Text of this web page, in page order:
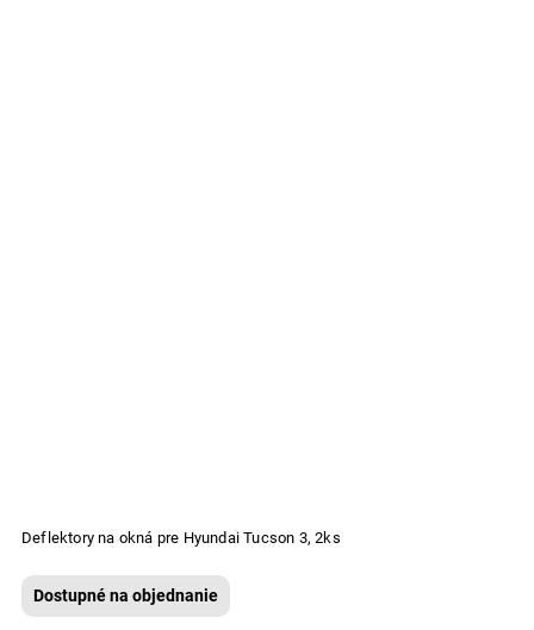
Deflektory na okná pre Hyundai Tucson 3, 2ks
Dostupné na objednanie